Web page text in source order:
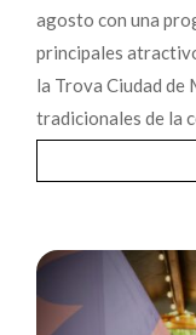
agosto con una
principales
la Trova Ciudad de
tradicionales de la